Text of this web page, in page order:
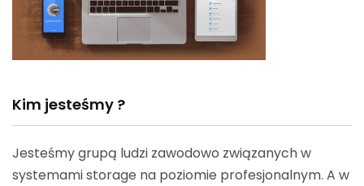
Kim jesteśmy ?
Jesteśmy grupą ludzi zawodowo związanych w
systemami storage na poziomie profesjonalnym. A w